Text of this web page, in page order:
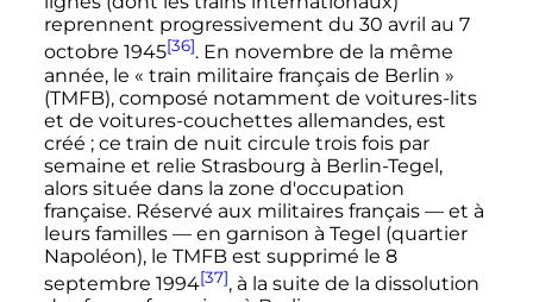
reprennent progressivement du 30 avril au 7
octobre 1945[36]. En novembre de la même
année, le « train militaire français de Berlin »
(TMFB), composé notamment de voitures-lits
et de voitures-couchettes allemandes, est
créé ; ce train de nuit circule trois fois par
semaine et relie Strasbourg à Berlin-Tegel,
alors située dans la zone d'occupation
française. Réservé aux militaires français — et à
leurs familles —en garnison à Tegel (quartier
Napoléon), le TMFB est supprimé le 8
septembre 1994[37], à la suite de la dissolution